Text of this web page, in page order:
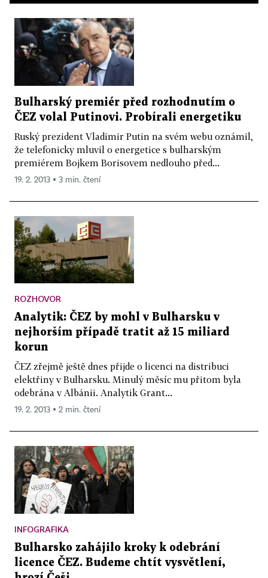
Bulharský premiér před rozhodnutím o
ČEZ volal Putinovi. Probírali energetiku
Ruský prezident Vladimir Putin na svém webu oznámil,
že telefonicky mluvil o energetice s bulharským
premiérem Bojkem Borisovem nedlouho před...
19. 2. 2013 ▪ 3 min. čtení
ROZHOVOR
Analytik: ČEZ by mohl v Bulharsku v
nejhorším případě tratit až 15 miliard
korun
ČEZ zřejmě ještě dnes přijde o licenci na distribuci
elektřiny v Bulharsku. Minulý měsíc mu přitom byla
odebrána v Albánii. Analytik Grant...
19. 2. 2013 ▪ 2 min. čtení
INFOGRAFIKA
Bulharsko zahájilo kroky k odebrání
licence ČEZ. Budeme chtít vysvětlení,